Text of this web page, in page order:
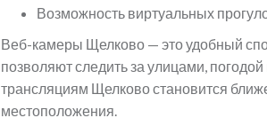
Возможность виртуальных
Веб-камеры Щелково — это удобный
позволяют следить за улицами,
трансляциям Щелково становится
местоположения.